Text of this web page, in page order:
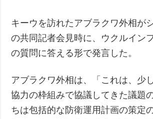
特集
インタビュー
写真
購読
フ
キーウを訪れたアブラクワ外相が
の共同記者会見時に、ウクルイン
の質問に答える形で発言した。
アブラクワ外相は、「これは、少
協力の枠組みで協議してきた議題
ちは包括的な防衛運用計画の策定